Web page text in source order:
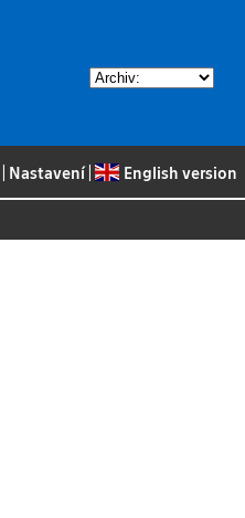
Nastavení| English version